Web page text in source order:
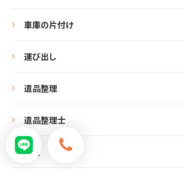
車庫の片付け
運び出し
遺品整理
遺品整理士
除雪